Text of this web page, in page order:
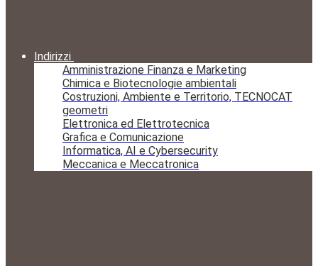
Indirizzi
Amministrazione Finanza e Marketing
Chimica e Biotecnologie ambientali
Costruzioni, Ambiente e Territorio, TECNOCAT
geometri
Elettronica ed Elettrotecnica
Grafica e Comunicazione
Informatica, AI e Cybersecurity
Meccanica e Meccatronica